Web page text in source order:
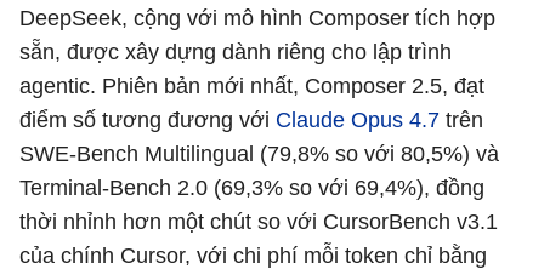
DeepSeek, cộng với mô hình Composer tích hợp
sẵn, được xây dựng dành riêng cho lập trình
agentic. Phiên bản mới nhất, Composer 2.5, đạt
điểm số tương đương với Claude Opus 4.7 trên
SWE-Bench Multilingual (79,8% so với 80,5%) và
Terminal-Bench 2.0 (69,3% so với 69,4%), đồng
thời nhỉnh hơn một chút so với CursorBench v3.1
của chính Cursor, với chi phí mỗi token chỉ bằng